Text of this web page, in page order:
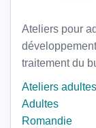
Ateliers pour
traitement du
Ateliers
Adultes
Romandie